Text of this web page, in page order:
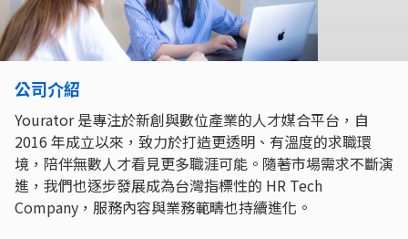
公司介紹
Yourator 是專注於新創與數位產業的人才媒合平台，自
2016 年成立以來，致力於打造更透明、有溫度的求職環
境，陪伴無數人才看見更多職涯可能。隨著市場需求不斷演
進，我們也逐步發展成為台灣指標性的 HR Tech
Company，服務內容與業務範疇也持續進化。